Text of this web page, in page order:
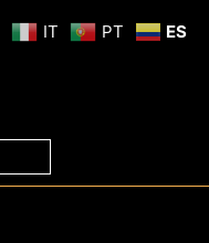
IT PT ES